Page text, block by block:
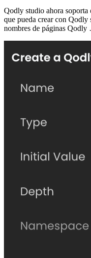
Qodly studio ahora soporta
que pueda crear con Qodly
nombres de páginas